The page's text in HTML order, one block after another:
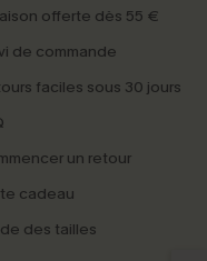
offerte dès 55 €
de commande
faciles sous 30 jours
un retour
cadeau
des tailles
-15%